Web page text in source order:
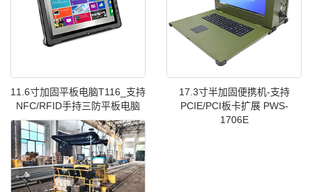
11.6寸加固平板电脑T116_支持
NFC/RFID手持三防平板电脑
17.3寸半加固便携机-支持
PCIE/PCI板卡扩展 PWS-
1706E